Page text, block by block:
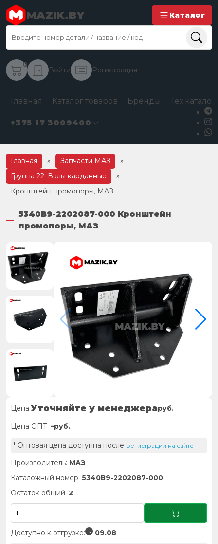
MAZIK.BY Каталог
0
Войти Регистрация
Главная Каталог товаров Бренды
+375 17 3009400
Главная » Запчасти МАЗ
»
Группа 22: Валы карданные
»
Кронштейн промопоры, МАЗ
5340В9-2202087-000 Кронштейн
промопоры, МАЗ
Цена:Уточняйте у менеджераруб.
Цена ОПТ :-руб.
* Оптовая цена доступна после регистрации на сайте
Производитель: МАЗ
Каталожный номер: 5340В9-2202087-000
Остаток общий: 2
Доступно к отгрузке: 09.08